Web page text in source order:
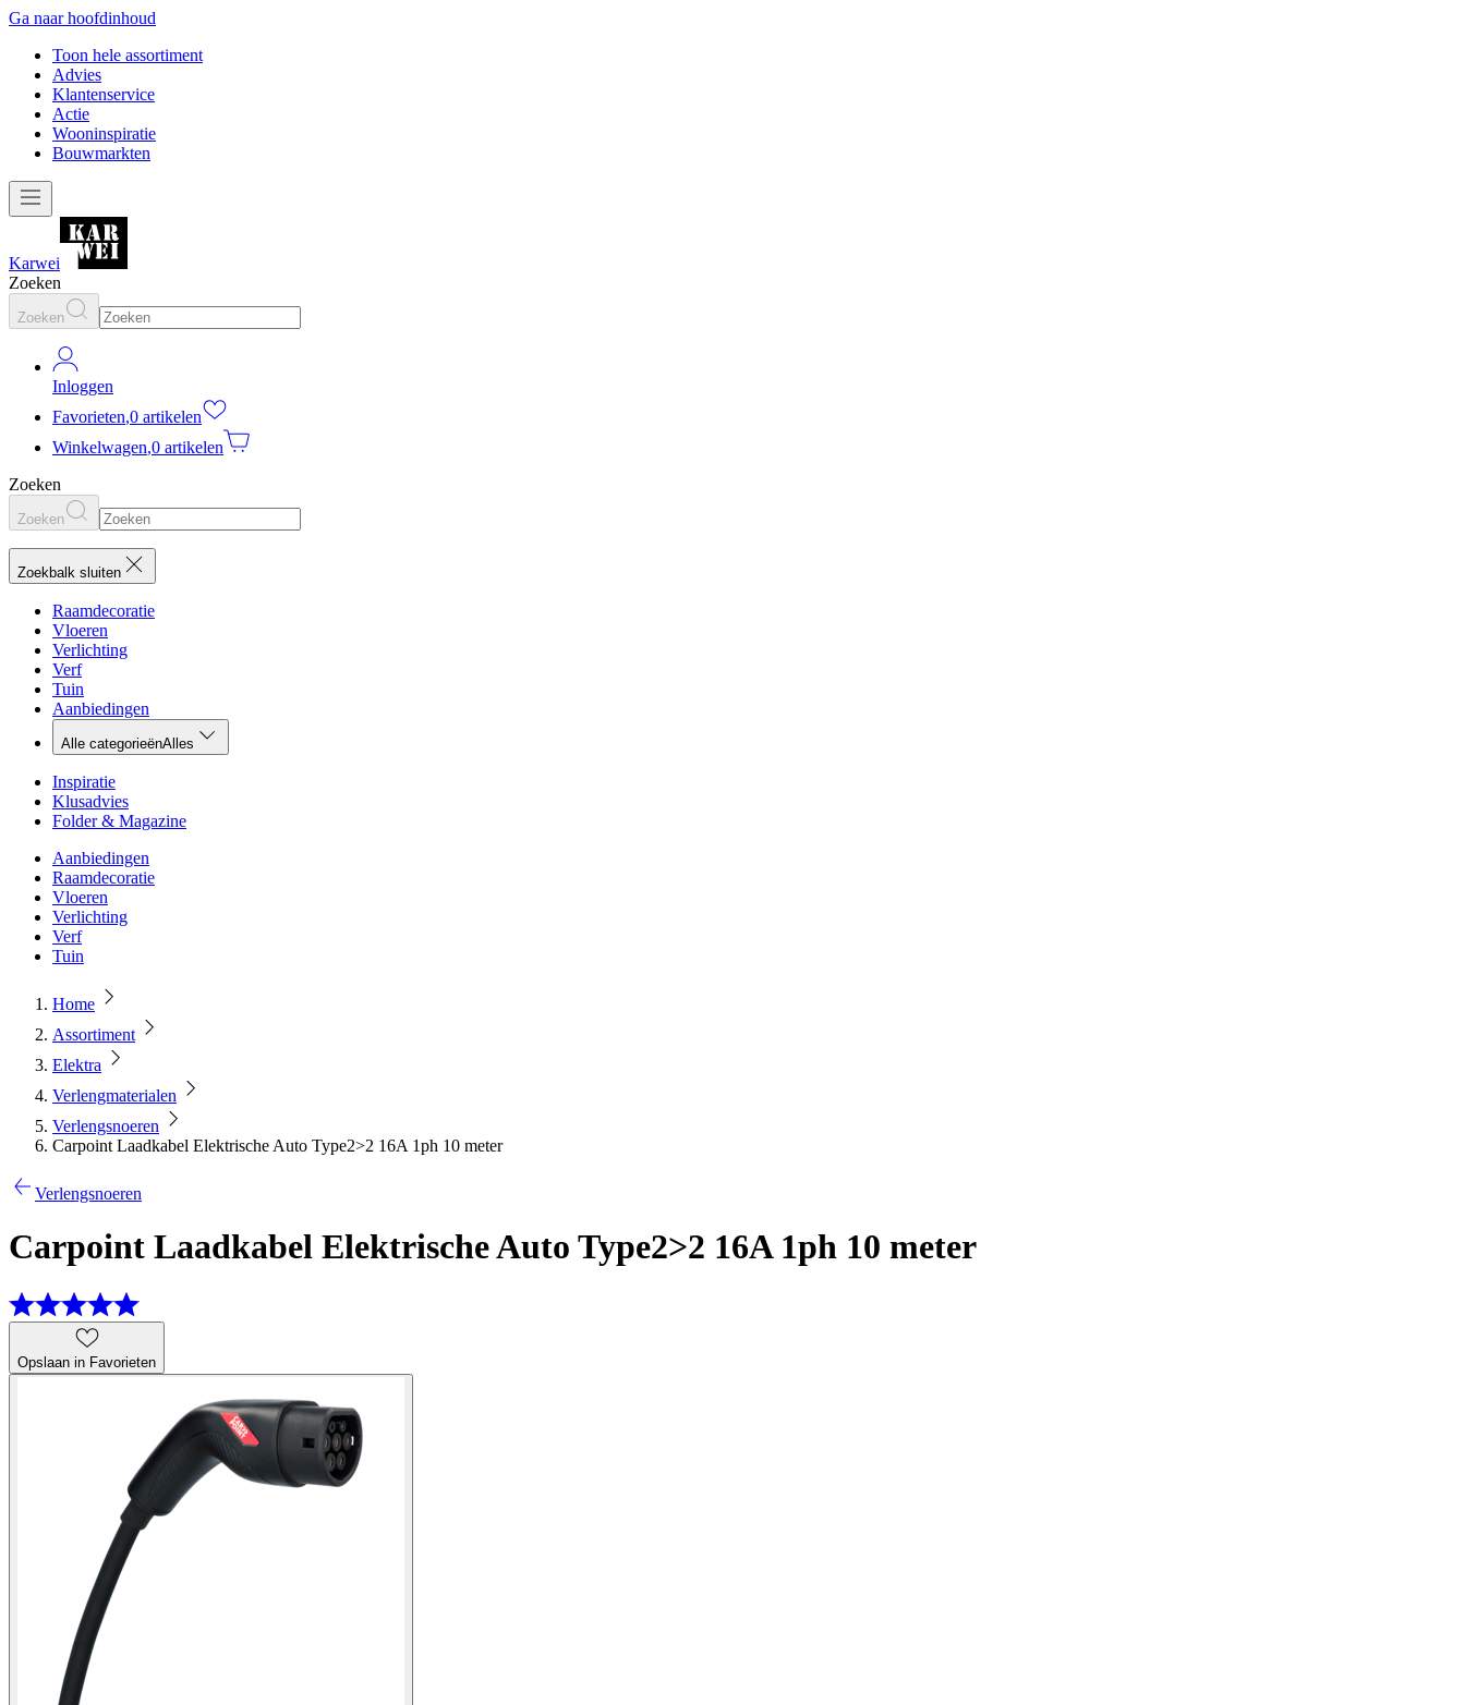
Ga naar hoofdinhoud
Toon hele assortiment
Advies
Klantenservice
Actie
Wooninspiratie
Bouwmarkten
Karwei
Zoeken
Zoeken
Inloggen
Favorieten,0 artikelen
Winkelwagen,0 artikelen
Zoeken
Zoeken
Zoekbalk sluiten
Raamdecoratie
Vloeren
Verlichting
Verf
Tuin
Aanbiedingen
Alle categorieënAlles
Inspiratie
Klusadvies
Folder & Magazine
Aanbiedingen
Raamdecoratie
Vloeren
Verlichting
Verf
Tuin
Home
Assortiment
Elektra
Verlengmaterialen
Verlengsnoeren
Carpoint Laadkabel Elektrische Auto Type2>2 16A 1ph 10 meter
Verlengsnoeren
Carpoint Laadkabel Elektrische Auto Type2>2 16A 1ph 10 meter
Opslaan in Favorieten